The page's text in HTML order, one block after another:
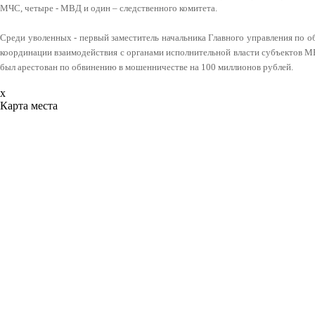
МЧС, четыре - МВД и один – следственного комитета.
Среди уволенных - первый заместитель начальника Главного управления по
координации взаимодействия с органами исполнительной власти
был арестован по обвинению в мошенничестве на 100 миллионов рублей.
x
Карта места